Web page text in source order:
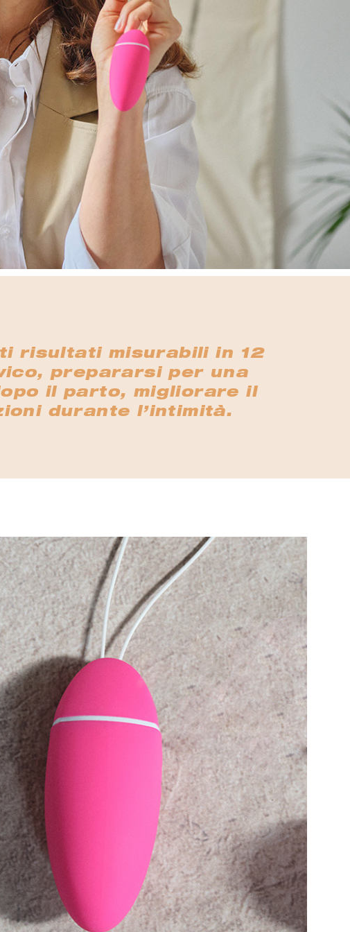
risultati misurabili in 12
prepararsi per una
il parto, migliorare il
durante l’intimità.